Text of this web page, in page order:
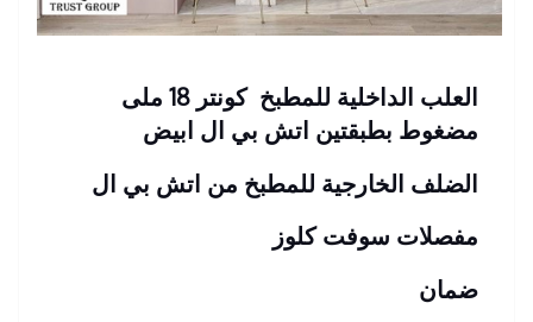
العلب الداخلية للمطبخ كونتر 18 ملى
مضغوط بطبقتين اتش بي ال ابيض
الضلف الخارجية للمطبخ من اتش بي ال
مفصلات سوفت كلوز
ضمان